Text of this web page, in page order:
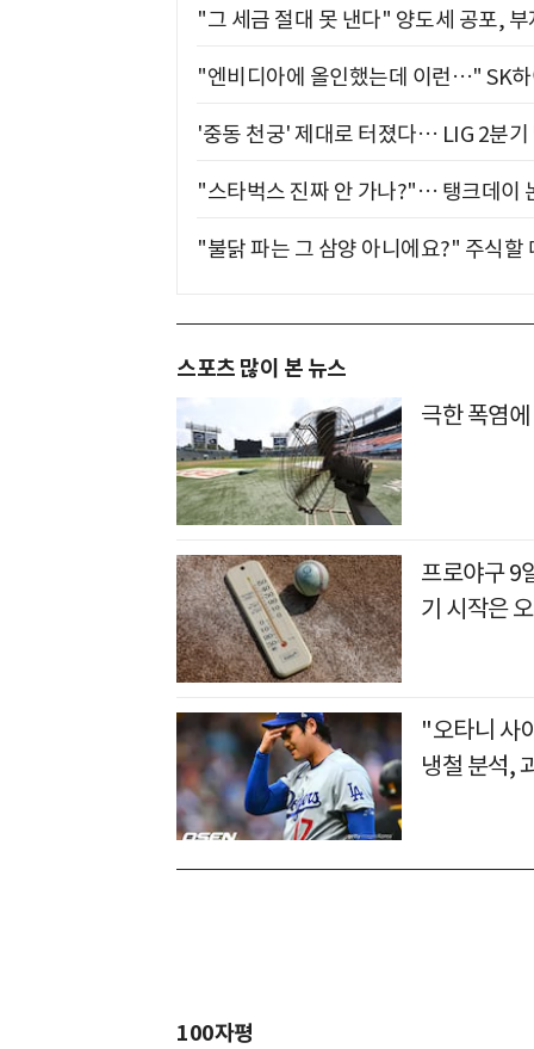
"그 세금 절대 못 낸다" 양도세 공포,
"엔비디아에 올인했는데 이런…" SK
'중동 천궁' 제대로 터졌다… LIG 2분기
"스타벅스 진짜 안 가나?"… 탱크데이
"불닭 파는 그 삼양 아니에요?" 주식할
스포츠 많이 본 뉴스
극한 폭염
프로야구 9
기 시작은
"오타니 사
냉철 분석,
100자평